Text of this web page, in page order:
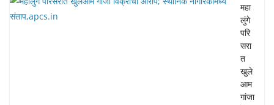
महा
लुंगे
परि
सरा
त
खुले
आम
गांजा